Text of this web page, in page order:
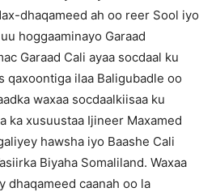
dhaqameed ah oo reer Sool iyo
hoggaaminayo Garaad
Garaad Cali ayaa socdaal ku
qaxoontiga ilaa Baligubadle oo
waxaa socdaalkiisaa ku
ka xusuustaa Ijineer Maxamed
hawsha iyo Baashe Cali
Biyaha Somaliland. Waxaa
dhaqameed caanah oo la